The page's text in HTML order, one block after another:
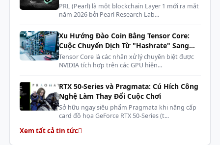
PRL (Pearl) là một blockchain Layer 1 mới ra mắt
năm 2026 bởi Pearl Research Lab...
Xu Hướng Đào Coin Bằng Tensor Core:
Cuộc Chuyển Dịch Từ "Hashrate" Sang
"AI Compute"
Tensor Core là các nhân xử lý chuyên biệt được
NVIDIA tích hợp trên các GPU hiện...
RTX 50-Series và Pragmata: Cú Hích Công
Nghệ Làm Thay Đổi Cuộc Chơi
Sở hữu ngay siêu phẩm Pragmata khi nâng cấp
card đồ họa GeForce RTX 50-Series (t...
Xem tất cả tin tức